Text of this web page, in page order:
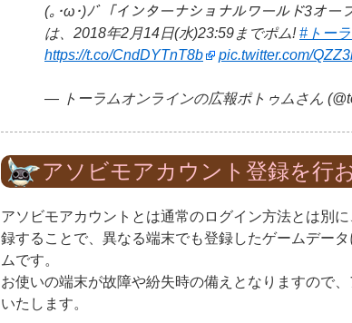
(｡･ω･)ﾉﾞ「インターナショナルワールド3オー
は、2018年2月14日(水)23:59までポム!#トー
https://t.co/CndDYTnT8b
pic.twitter.com/
— トーラムオンラインの広報ポトゥムさん
アソビモアカウント登録を行
アソビモアカウントとは通常のログイン方法とは別
録することで、異なる端末でも登録したゲームデー
ムです。
お使いの端末が故障や紛失時の備えとなりますので
いたします。